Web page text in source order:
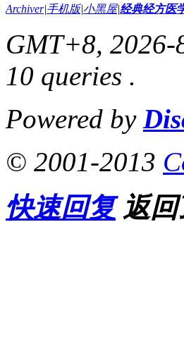
Archiver|手机版|小黑屋|经典经方医
GMT+8, 2026-
10 queries .
Powered by
© 2001-2013
快速回复 返